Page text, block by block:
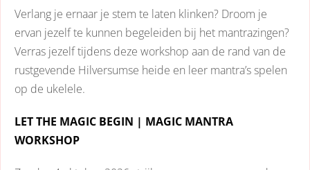
Gooi
oktober
aantal
Verlang je ernaar je stem te laten klinken? Droom je
ervan jezelf te kunnen begeleiden bij het mantrazingen?
Verras jezelf tijdens deze workshop aan de rand van de
rustgevende Hilversumse heide en leer mantra’s spelen
op de ukelele.
LET THE MAGIC BEGIN | MAGIC MANTRA
WORKSHOP